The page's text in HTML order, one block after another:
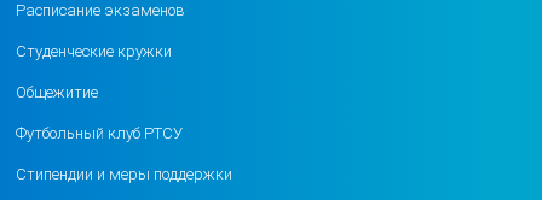
Расписание экзаменов
Студенческие кружки
Общежитие
Футбольный клуб РТСУ
Стипендии и меры поддержки